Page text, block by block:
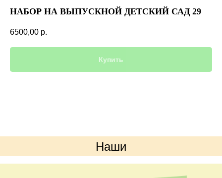
НАБОР НА ВЫПУСКНОЙ ДЕТСКИЙ САД 29
6500,00 р.
Купить
Наши
преимущества